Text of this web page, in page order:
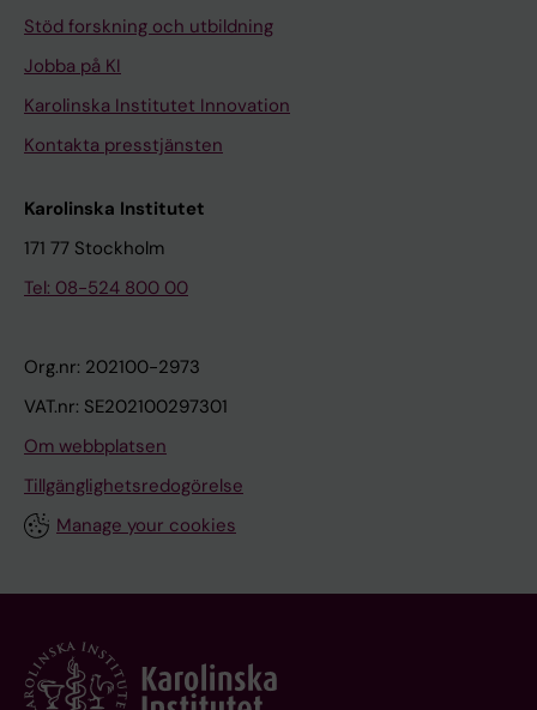
Stöd forskning och utbildning
Jobba på KI
Karolinska Institutet Innovation
Kontakta presstjänsten
Karolinska Institutet
171 77 Stockholm
Tel: 08-524 800 00
Org.nr: 202100-2973
VAT.nr: SE202100297301
Om webbplatsen
Tillgänglighetsredogörelse
Manage your cookies